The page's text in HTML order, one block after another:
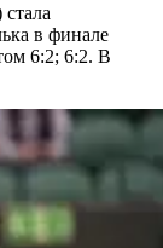
в финале
6:2; 6:2. В